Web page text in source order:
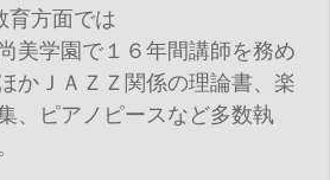
育方面では
美学園で１６年間講師を務め
かＪＡＺＺ関係の理論書、楽
、ピアノピースなど多数執